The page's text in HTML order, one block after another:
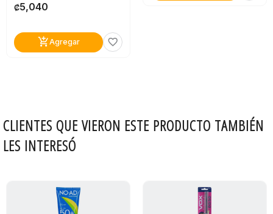
₡5,040
add_shopping_cartAgregar favorite_border
CLIENTES QUE VIERON ESTE PRODUCTO TAMBIÉN
LES INTERESÓ